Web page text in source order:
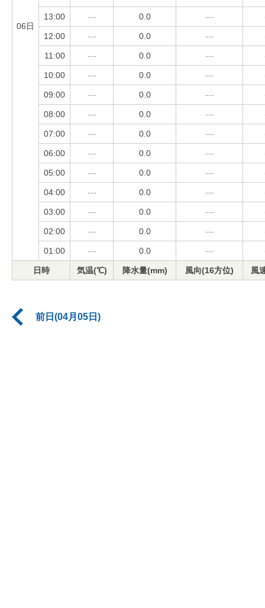
06日
13:00 --- 0.0 ---
12:00 --- 0.0 ---
11:00 --- 0.0 ---
10:00 --- 0.0 ---
09:00 --- 0.0 ---
08:00 --- 0.0 ---
07:00 --- 0.0 ---
06:00 --- 0.0 ---
05:00 --- 0.0 ---
04:00 --- 0.0 ---
03:00 --- 0.0 ---
02:00 --- 0.0 ---
01:00 --- 0.0 ---
日時 気温(℃) 降水量(mm) 風向(16方位) 風
前日(04月05日)